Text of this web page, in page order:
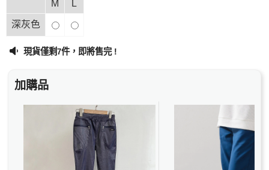
M L
深灰色
現貨僅剩7件，即將售完 !
加購品